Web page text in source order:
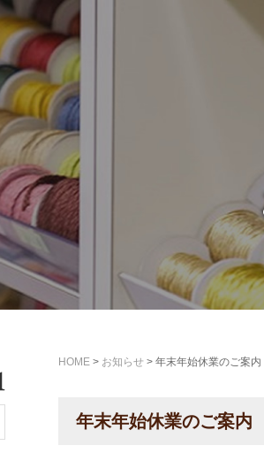
HOME > お知らせ > 年末年始休業のご案内
年末年始休業のご案内